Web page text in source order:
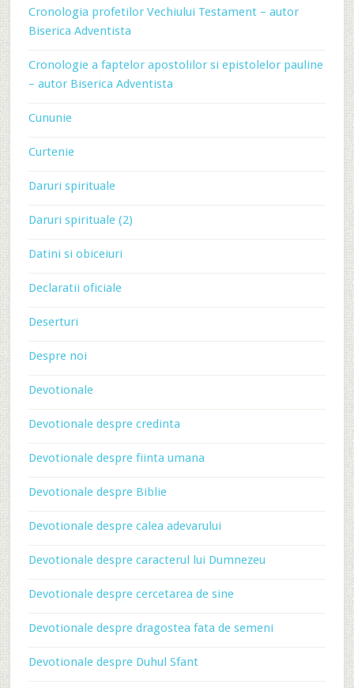
Cronologia profetilor Vechiului Testament – autor
Biserica Adventista
Cronologie a faptelor apostolilor si epistolelor pauline
– autor Biserica Adventista
Cununie
Curtenie
Daruri spirituale
Daruri spirituale (2)
Datini si obiceiuri
Declaratii oficiale
Deserturi
Despre noi
Devotionale
Devotionale despre credinta
Devotionale despre fiinta umana
Devotionale despre Biblie
Devotionale despre calea adevarului
Devotionale despre caracterul lui Dumnezeu
Devotionale despre cercetarea de sine
Devotionale despre dragostea fata de semeni
Devotionale despre Duhul Sfant